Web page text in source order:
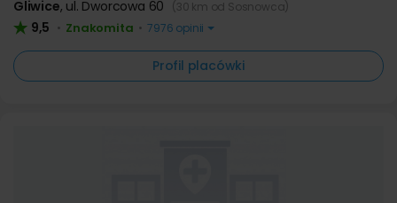
Gliwice, ul. Dworcowa 60 (30 km od Sosnowca)
9,5 • Znakomita • 7976 opinii
Profil placówki